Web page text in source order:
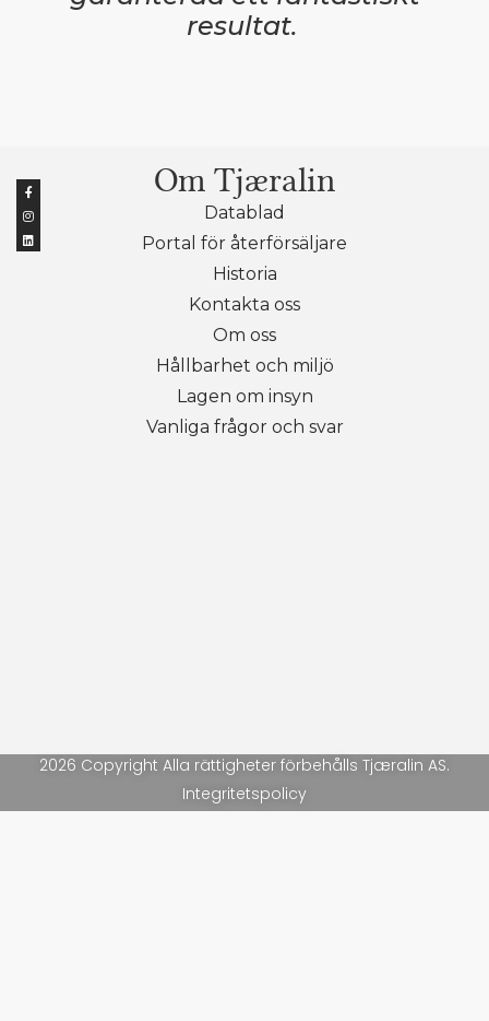
resultat.
Om Tjæralin
Datablad
Portal för återförsäljare
Historia
Kontakta oss
Om oss
Hållbarhet och miljö
Lagen om insyn
Vanliga frågor och svar
2026 Copyright Alla rättigheter förbehålls Tjæralin AS.
Integritetspolicy